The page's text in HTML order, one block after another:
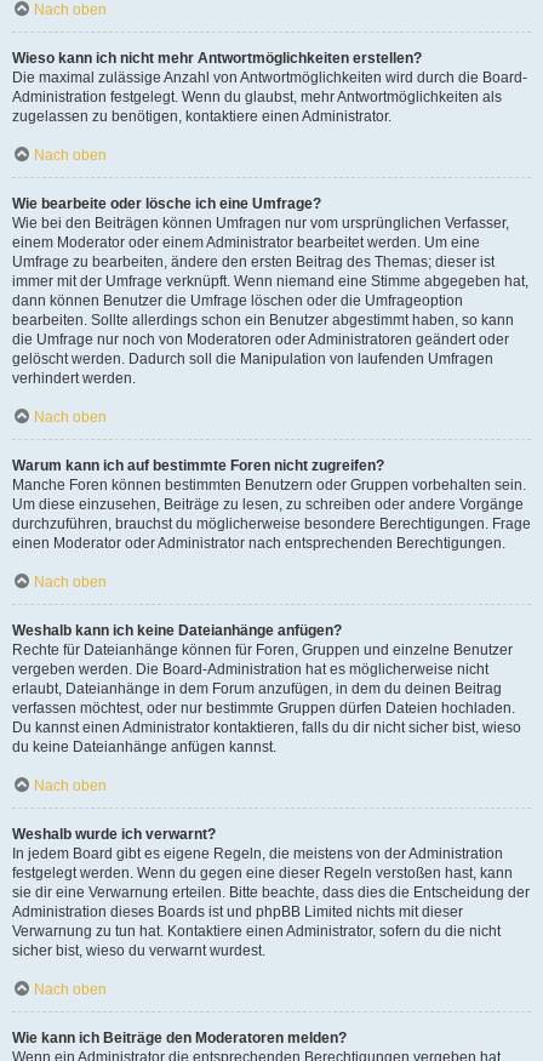
Nach oben
Wieso kann ich nicht mehr Antwortmöglichkeiten erstellen?
Die maximal zulässige Anzahl von Antwortmöglichkeiten wird durch die Board-
Administration festgelegt. Wenn du glaubst, mehr Antwortmöglichkeiten als
zugelassen zu benötigen, kontaktiere einen Administrator.
Nach oben
Wie bearbeite oder lösche ich eine Umfrage?
Wie bei den Beiträgen können Umfragen nur vom ursprünglichen Verfasser,
einem Moderator oder einem Administrator bearbeitet werden. Um eine
Umfrage zu bearbeiten, ändere den ersten Beitrag des Themas; dieser ist
immer mit der Umfrage verknüpft. Wenn niemand eine Stimme abgegeben hat,
dann können Benutzer die Umfrage löschen oder die Umfrageoption
bearbeiten. Sollte allerdings schon ein Benutzer abgestimmt haben, so kann
die Umfrage nur noch von Moderatoren oder Administratoren geändert oder
gelöscht werden. Dadurch soll die Manipulation von laufenden Umfragen
verhindert werden.
Nach oben
Warum kann ich auf bestimmte Foren nicht zugreifen?
Manche Foren können bestimmten Benutzern oder Gruppen vorbehalten sein.
Um diese einzusehen, Beiträge zu lesen, zu schreiben oder andere Vorgänge
durchzuführen, brauchst du möglicherweise besondere Berechtigungen. Frage
einen Moderator oder Administrator nach entsprechenden Berechtigungen.
Nach oben
Weshalb kann ich keine Dateianhänge anfügen?
Rechte für Dateianhänge können für Foren, Gruppen und einzelne Benutzer
vergeben werden. Die Board-Administration hat es möglicherweise nicht
erlaubt, Dateianhänge in dem Forum anzufügen, in dem du deinen Beitrag
verfassen möchtest, oder nur bestimmte Gruppen dürfen Dateien hochladen.
Du kannst einen Administrator kontaktieren, falls du dir nicht sicher bist, wieso
du keine Dateianhänge anfügen kannst.
Nach oben
Weshalb wurde ich verwarnt?
In jedem Board gibt es eigene Regeln, die meistens von der Administration
festgelegt werden. Wenn du gegen eine dieser Regeln verstoßen hast, kann
sie dir eine Verwarnung erteilen. Bitte beachte, dass dies die Entscheidung der
Administration dieses Boards ist und phpBB Limited nichts mit dieser
Verwarnung zu tun hat. Kontaktiere einen Administrator, sofern du die nicht
sicher bist, wieso du verwarnt wurdest.
Nach oben
Wie kann ich Beiträge den Moderatoren melden?
Wenn ein Administrator die entsprechenden Berechtigungen vergeben hat,